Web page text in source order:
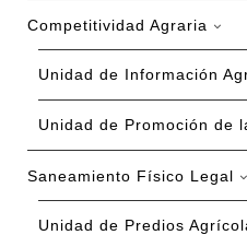
Competitividad Agraria
Unidad de Información
Unidad de Promoción de
Saneamiento Físico Legal
Unidad de Predios